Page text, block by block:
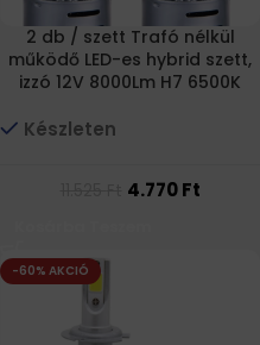
2 db / szett Trafó nélkül
működő LED-es hybrid szett,
izzó 12V 8000Lm H7 6500K
Készleten
4.770Ft
-60% AKCIÓ